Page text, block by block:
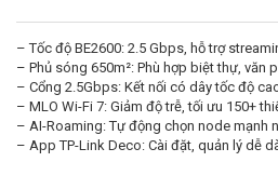
– Tốc độ BE2600: 2.5 Gbps, hỗ trợ
– Phủ sóng 650m²: Phù hợp biệt thự, văn
– Cổng 2.5Gbps: Kết nối có dây tốc độ
– MLO Wi-Fi 7: Giảm độ trễ, tối ưu 150+
– AI-Roaming: Tự động chọn node mạnh
– App TP-Link Deco: Cài đặt, quản lý dễ